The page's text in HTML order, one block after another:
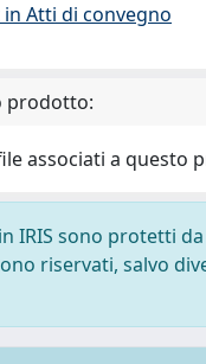
Atti di convegno
prodotto:
associati a questo
IRIS sono protetti
riservati, salvo